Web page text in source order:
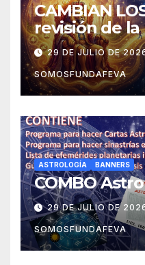
CAMBIAN
revisión de la
experiencias
29 DE JULIO DE
SOMOSFUNDAFEVA
ASTROLOGÍA BANNERS
COMBO
29 DE JULIO DE
SOMOSFUNDAFEVA